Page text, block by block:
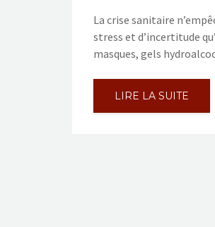
La crise sanitaire
stress et d’incertitude
masques, gels
LIRE LA SUITE